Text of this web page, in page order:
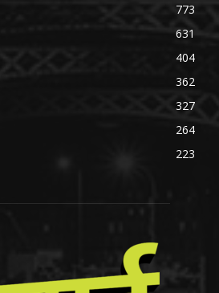
773
631
404
362
327
264
223